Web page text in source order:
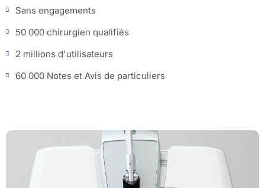
Sans engagements
50 000 chirurgien qualifiés
2 millions d'utilisateurs
60 000 Notes et Avis de particuliers